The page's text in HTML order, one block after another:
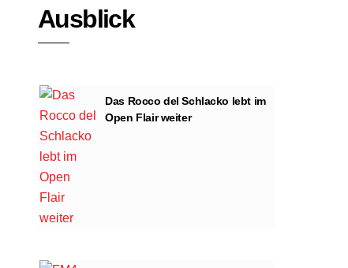
Ausblick
Das Rocco del Schlacko lebt im
Open Flair weiter